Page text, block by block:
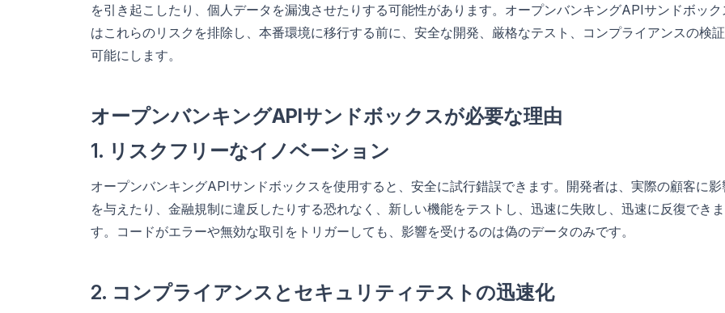
を引き起こしたり、個人データを漏洩させたりする可能性があります。オープンバンキングAPIサンドボック
はこれらのリスクを排除し、本番環境に移行する前に、安全な開発、厳格なテスト、コンプライアンスの検
可能にします。
オープンバンキングAPIサンドボックスが必要な理由
1. リスクフリーなイノベーション
オープンバンキングAPIサンドボックスを使用すると、安全に試行錯誤できます。開発者は、実際の顧客に影
を与えたり、金融規制に違反したりする恐れなく、新しい機能をテストし、迅速に失敗し、迅速に反復できま
す。コードがエラーや無効な取引をトリガーしても、影響を受けるのは偽のデータのみです。
2. コンプライアンスとセキュリティテストの迅速化